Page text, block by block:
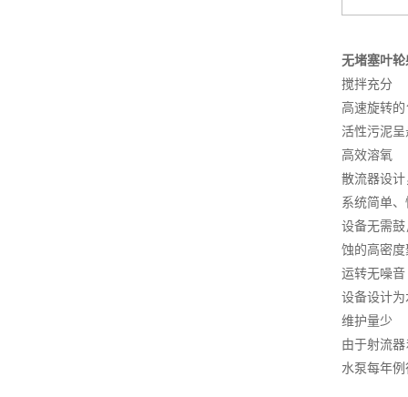
无堵塞叶
搅拌充分
高速旋转
活性污泥
高效溶氧
散流器设
系统简单
设备无需
蚀的高密
运转无噪音
设备设计
维护量少
由于射流
水泵每年